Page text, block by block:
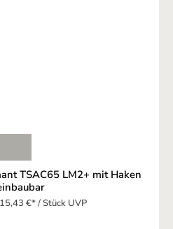
TSAC65 LM2+ mit Haken
€* / Stück UVP